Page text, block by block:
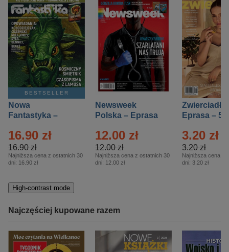
BESTSELLER
Nowa
Fantastyka –
16.90 zł
16.90 zł
Najniższa cena z ostatnich 30
dni: 16.90 zł
Newsweek
Polska – Eprasa
12.00 zł
12.00 zł
Najniższa cena z ostatnich 30
dni: 12.00 zł
Zwierciadło
Eprasa – 5/
3.20 zł
3.20 zł
Najniższa cena z
dni: 3.20 zł
High-contrast mode
Najczęściej kupowane razem